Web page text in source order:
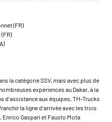
(FR)
la catégorie SSV, mais avec plus de
expériences au Dakar, à la
d'assistance aux équipes, TH-Trucks
la ligne d'arrivée avec les trois
Enrico Gaspari et Fausto Mota